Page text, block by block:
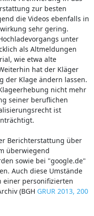
zur besten
die Videos ebenfalls in
sehr gering.
unter
als Altmeldungen
wie etwa alte
hat der Kläger
der Klage ändern lassen.
nicht mehr
seiner beruflichen
ist
Berichterstattung über
überwiegend
sowie bei "google.de"
Auch diese Umstände
einer personifizierten
(BGH GRUR 2013, 200